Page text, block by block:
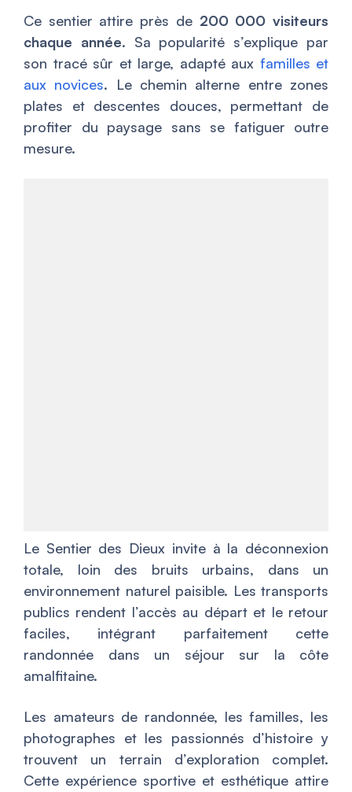
Ce sentier attire près de 200 000 visiteurs
chaque année. Sa popularité s’explique par
son tracé sûr et large, adapté aux familles et
aux novices. Le chemin alterne entre zones
plates et descentes douces, permettant de
profiter du paysage sans se fatiguer outre
mesure.
Le Sentier des Dieux invite à la déconnexion
totale, loin des bruits urbains, dans un
environnement naturel paisible. Les transports
publics rendent l’accès au départ et le retour
faciles, intégrant parfaitement cette
randonnée dans un séjour sur la côte
amalfitaine.
Les amateurs de randonnée, les familles, les
photographes et les passionnés d’histoire y
trouvent un terrain d’exploration complet.
Cette expérience sportive et esthétique attire